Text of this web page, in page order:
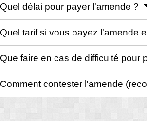
Quel délai pour payer l'amende ?
Quel tarif si vous payez l'amende
Que faire en cas de difficulté pour
Comment contester l'amende